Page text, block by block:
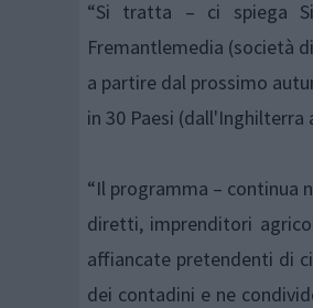
“Si tratta – ci spiega
Fremantlemedia (società
a partire dal prossimo
in 30 Paesi
“Il programma – continua
diretti, imprenditori
affiancate pretendenti di
dei contadini e ne